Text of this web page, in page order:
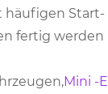
Start-
fertig
Mini -